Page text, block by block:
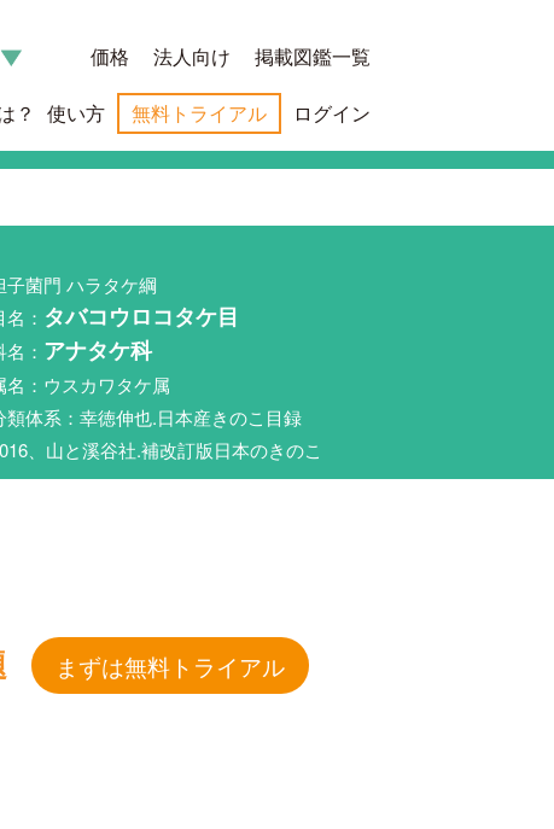
価格 法人向け 掲載図鑑一覧
？ 使い方 無料トライアル ログイン
子菌門 ハラタケ綱
名： タバコウロコタケ目
名： アナタケ科
名：ウスカワタケ属
類体系：幸徳伸也.日本産きのこ目録
、山と溪谷社.補改訂版日本のきのこ
まずは無料トライアル